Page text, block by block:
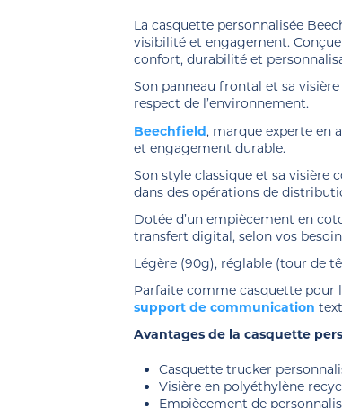
La casquette personnalisée
visibilité et engagement.
confort, durabilité et
Son panneau frontal et sa
respect de l’environnement.
Beechfield, marque experte en
et engagement durable.
Son style classique et sa visière
dans des opérations de
Dotée d’un empiècement en
transfert digital, selon vos
Légère (90g), réglable (tour de
Parfaite comme casquette pour
support de communication
Avantages de la casquette
Casquette trucker
Visière en polyéthylène
Empiècement de